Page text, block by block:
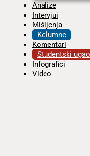
Analize
Intervjui
Mišljenja
Kolumne
Komentari
Studentski ugao
Infografici
Video